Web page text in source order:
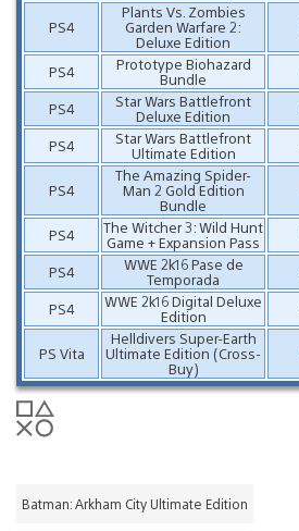
PS4
Plants Vs. Zombies
Garden Warfare 2:
Deluxe Edition
PS4
Prototype Biohazard
Bundle
PS4
Star Wars Battlefront
Deluxe Edition
PS4
Star Wars Battlefront
Ultimate Edition
PS4
The Amazing Spider-
Man 2 Gold Edition
Bundle
PS4
The Witcher 3: Wild Hunt
Game + Expansion Pass
PS4
WWE 2k16 Pase de
Temporada
PS4
WWE 2k16 Digital Deluxe
Edition
PS Vita
Helldivers Super-Earth
Ultimate Edition (Cross-
Buy)
Batman: Arkham City Ultimate Edition